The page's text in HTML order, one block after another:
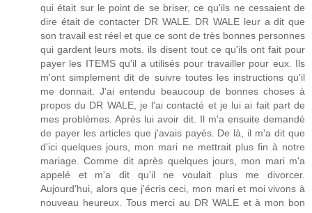
qui était sur le point de se briser, ce qu'ils ne cessaient de
dire était de contacter DR WALE. DR WALE leur a dit que
son travail est réel et que ce sont de très bonnes personnes
qui gardent leurs mots. ils disent tout ce qu'ils ont fait pour
payer les ITEMS qu'il a utilisés pour travailler pour eux. Ils
m'ont simplement dit de suivre toutes les instructions qu'il
me donnait. J'ai entendu beaucoup de bonnes choses à
propos du DR WALE, je l'ai contacté et je lui ai fait part de
mes problèmes. Après lui avoir dit. Il m'a ensuite demandé
de payer les articles que j'avais payés. De là, il m'a dit que
d'ici quelques jours, mon mari ne mettrait plus fin à notre
mariage. Comme dit après quelques jours, mon mari m'a
appelé et m'a dit qu'il ne voulait plus me divorcer.
Aujourd'hui, alors que j'écris ceci, mon mari et moi vivons à
nouveau heureux. Tous merci au DR WALE et à mon bon